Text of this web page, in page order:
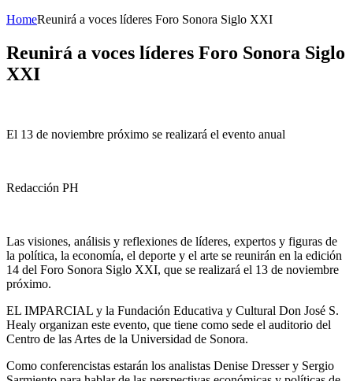
HomeReunirá a voces líderes Foro Sonora Siglo XXI
Reunirá a voces líderes Foro Sonora Siglo
XXI
El 13 de noviembre próximo se realizará el evento anual
Redacción PH
Las visiones, análisis y reflexiones de líderes, expertos y figuras de
la política, la economía, el deporte y el arte se reunirán en la edición
14 del Foro Sonora Siglo XXI, que se realizará el 13 de noviembre
próximo.
EL IMPARCIAL y la Fundación Educativa y Cultural Don José S.
Healy organizan este evento, que tiene como sede el auditorio del
Centro de las Artes de la Universidad de Sonora.
Como conferencistas estarán los analistas Denise Dresser y Sergio